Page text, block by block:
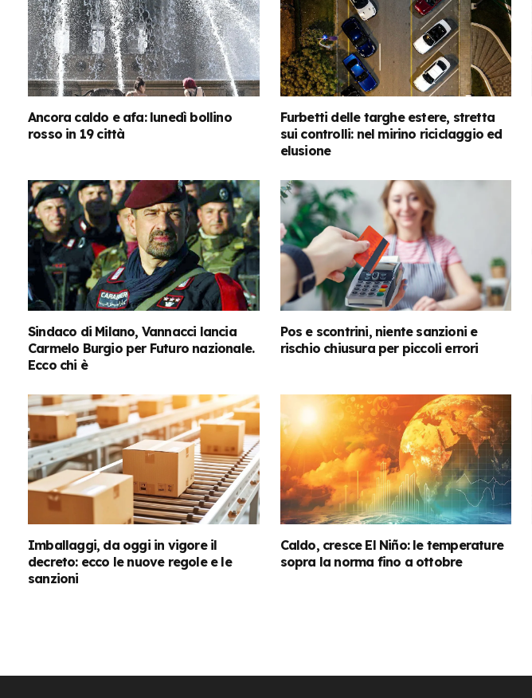
Ancora caldo e afa: lunedì bollino
rosso in 19 città
Furbetti delle targhe estere, stretta
sui controlli: nel mirino riciclaggio ed
elusione
Sindaco di Milano, Vannacci lancia
Carmelo Burgio per Futuro nazionale.
Ecco chi è
Pos e scontrini, niente sanzioni e
rischio chiusura per piccoli errori
Imballaggi, da oggi in vigore il
decreto: ecco le nuove regole e le
sanzioni
Caldo, cresce El Niño: le temperature
sopra la norma fino a ottobre